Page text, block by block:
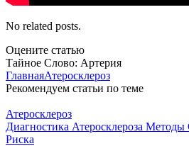
No related posts.
Оцените статью
Тайное Слово: Артерия
ГлавнаяАтеросклероз
Рекомендуем статьи по теме
Атеросклероз
Диагностика Атеросклероза
Риска